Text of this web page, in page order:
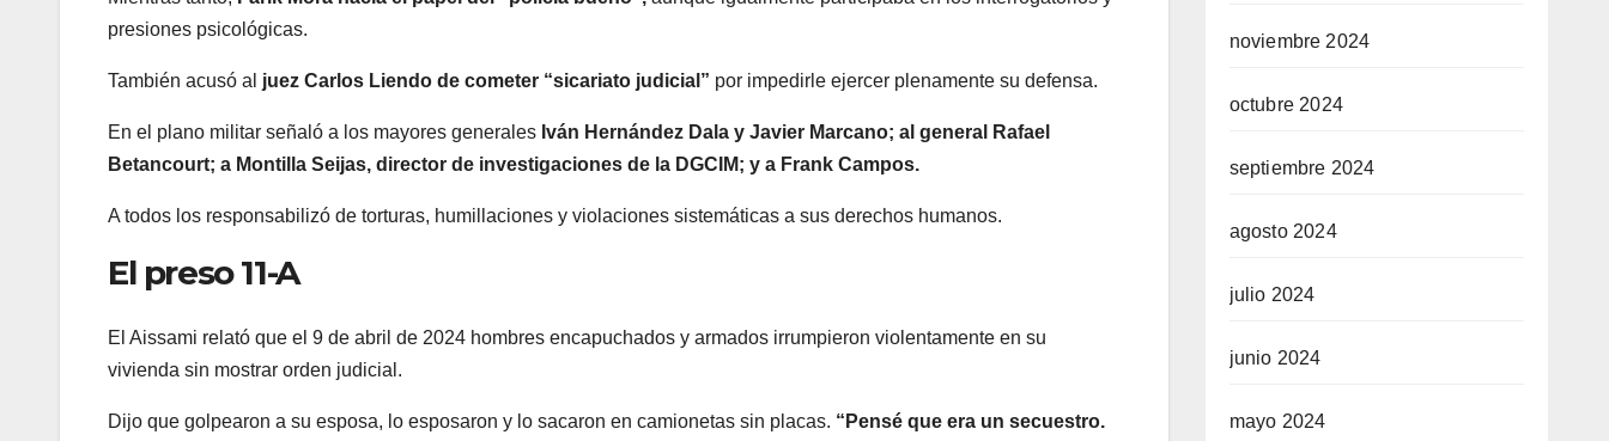
presiones psicológicas.
También acusó al juez Carlos Liendo de cometer “sicariato judicial” por impedirle ejercer plenamente su defensa.
En el plano militar señaló a los mayores generales Iván Hernández Dala y Javier Marcano; al general Rafael
Betancourt; a Montilla Seijas, director de investigaciones de la DGCIM; y a Frank Campos.
A todos los responsabilizó de torturas, humillaciones y violaciones sistemáticas a sus derechos humanos.
El preso 11-A
El Aissami relató que el 9 de abril de 2024 hombres encapuchados y armados irrumpieron violentamente en su
vivienda sin mostrar orden judicial.
Dijo que golpearon a su esposa, lo esposaron y lo sacaron en camionetas sin placas. “Pensé que era un secuestro.
noviembre 2024
octubre 2024
septiembre 2024
agosto 2024
julio 2024
junio 2024
mayo 2024